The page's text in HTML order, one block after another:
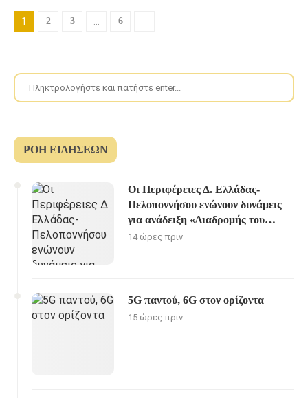
1 2 3 6
ΡΟΉ ΕΙΔΉΣΕΩΝ
Οι Περιφέρειες Δ. Ελλάδας-
Πελοποννήσου ενώνουν δυνάμεις
για ανάδειξη «Διαδρομής του
Ηρακλή»
14 ώρες πριν
5G παντού, 6G στον ορίζοντα
15 ώρες πριν